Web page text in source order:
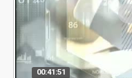
00:41:51